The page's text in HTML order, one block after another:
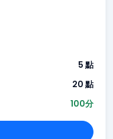
5 點
20 點
100分